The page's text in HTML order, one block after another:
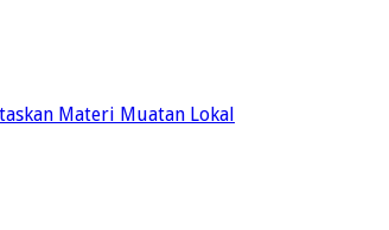
Materi Muatan Lokal